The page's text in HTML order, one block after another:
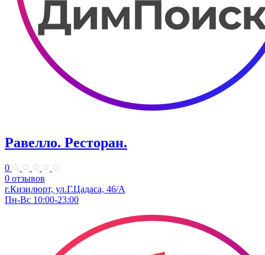
Равелло. Ресторан.
0
0 отзывов
г.Кизилюрт, ул.Г.Цадаса, 46/А
Пн-Вс 10:00-23:00